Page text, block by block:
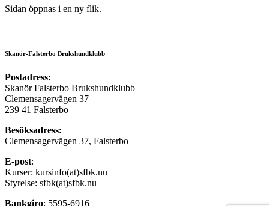
Sidan öppnas i en ny flik.
Skanör-Falsterbo Brukshundklubb
Postadress:
Skanör Falsterbo Brukshundklubb
Clemensagervägen 37
239 41 Falsterbo
Besöksadress:
Clemensagervägen 37, Falsterbo
E-post:
Kurser: kursinfo(at)sfbk.nu
Styrelse: sfbk(at)sfbk.nu
Bankgiro: 5595-6916